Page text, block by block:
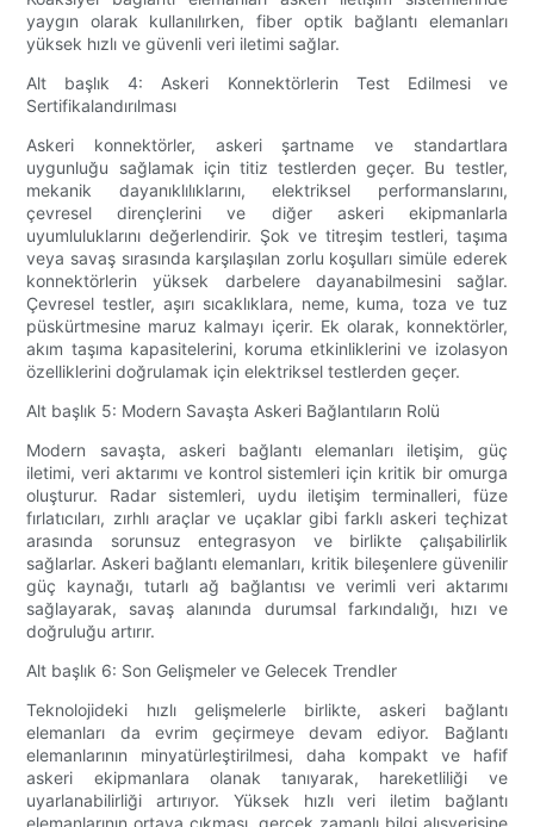
yaygın olarak kullanılırken, fiber optik bağlantı elemanları
yüksek hızlı ve güvenli veri iletimi sağlar.
Alt başlık 4: Askeri Konnektörlerin Test Edilmesi ve
Sertifikalandırılması
Askeri konnektörler, askeri şartname ve standartlara
uygunluğu sağlamak için titiz testlerden geçer. Bu testler,
mekanik dayanıklılıklarını, elektriksel performanslarını,
çevresel dirençlerini ve diğer askeri ekipmanlarla
uyumluluklarını değerlendirir. Şok ve titreşim testleri, taşıma
veya savaş sırasında karşılaşılan zorlu koşulları simüle ederek
konnektörlerin yüksek darbelere dayanabilmesini sağlar.
Çevresel testler, aşırı sıcaklıklara, neme, kuma, toza ve tuz
püskürtmesine maruz kalmayı içerir. Ek olarak, konnektörler,
akım taşıma kapasitelerini, koruma etkinliklerini ve izolasyon
özelliklerini doğrulamak için elektriksel testlerden geçer.
Alt başlık 5: Modern Savaşta Askeri Bağlantıların Rolü
Modern savaşta, askeri bağlantı elemanları iletişim, güç
iletimi, veri aktarımı ve kontrol sistemleri için kritik bir omurga
oluşturur. Radar sistemleri, uydu iletişim terminalleri, füze
fırlatıcıları, zırhlı araçlar ve uçaklar gibi farklı askeri teçhizat
arasında sorunsuz entegrasyon ve birlikte çalışabilirlik
sağlarlar. Askeri bağlantı elemanları, kritik bileşenlere güvenilir
güç kaynağı, tutarlı ağ bağlantısı ve verimli veri aktarımı
sağlayarak, savaş alanında durumsal farkındalığı, hızı ve
doğruluğu artırır.
Alt başlık 6: Son Gelişmeler ve Gelecek Trendler
Teknolojideki hızlı gelişmelerle birlikte, askeri bağlantı
elemanları da evrim geçirmeye devam ediyor. Bağlantı
elemanlarının minyatürleştirilmesi, daha kompakt ve hafif
askeri ekipmanlara olanak tanıyarak, hareketliliği ve
uyarlanabilirliği artırıyor. Yüksek hızlı veri iletim bağlantı